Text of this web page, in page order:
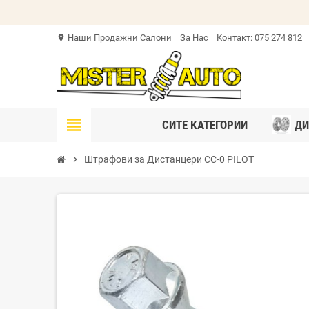
location_on Наши Продажни Салони За Нас Контакт: 075 274 812
view_headline СИТЕ КАТЕГОРИИ
chevron_right Штрафови за Дистанцери CC-0 PILOT